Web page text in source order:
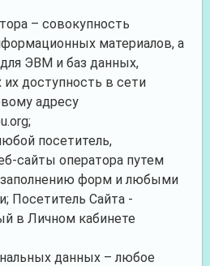
– совокупность
материалов, а
ЭВМ и баз данных,
доступность в сети
адресу
;
посетитель,
сайты оператора путем
заполнению форм и любыми
Посетитель Сайта -
в Личном кабинете
данных – любое